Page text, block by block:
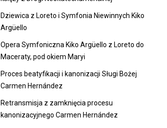
Dziewica z Loreto i Symfonia Niewinnych Kiko
Argüello
Opera Symfoniczna Kiko Argüello z Loreto do
Maceraty, pod okiem Maryi
Proces beatyfikacji i kanonizacji Sługi Bożej
Carmen Hernández
Retransmisja z zamknięcia procesu
kanonizacyjnego Carmen Hernández